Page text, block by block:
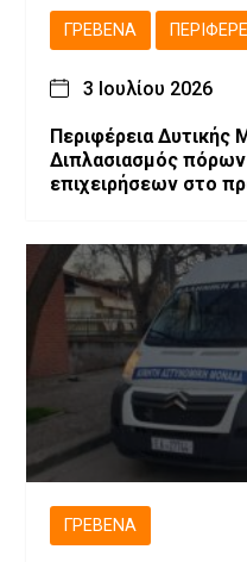
ΓΡΕΒΕΝΆ
3 Ιουλίου 2026
Περιφέρεια Δυτικής
Διπλασιασμός πόρων και
επιχειρήσεων στο
ΓΡΕΒΕΝΆ